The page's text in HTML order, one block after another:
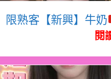
限熟客【新興】牛奶
閱